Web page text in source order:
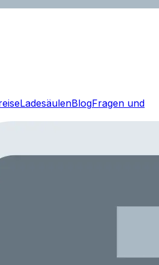
LadesäulenBlogFragen und